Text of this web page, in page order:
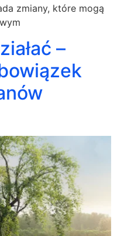
zmiany, które mogą
–